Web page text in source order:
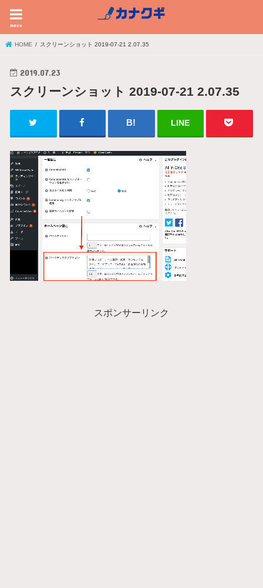
menu
HOME スクリーンショット 2019-07-21 2.07.35
2019.07.23
スクリーンショット 2019-07-21 2.07.35
LINE
スポンサーリンク